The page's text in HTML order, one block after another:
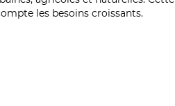
les besoins croissants.